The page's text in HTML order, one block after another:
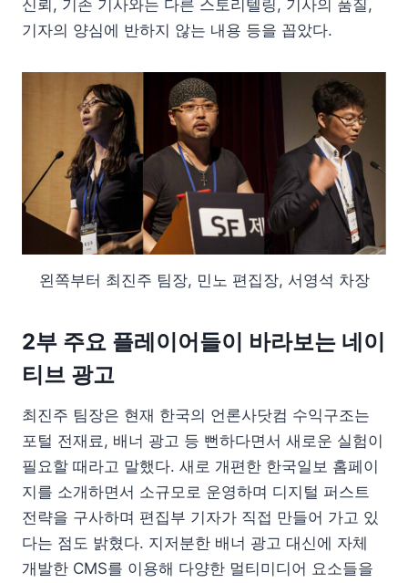
신뢰, 기존 기사와는 다른 스토리텔링, 기사의 품질,
기자의 양심에 반하지 않는 내용 등을 꼽았다.
왼쪽부터 최진주 팀장, 민노 편집장, 서영석 차장
2부 주요 플레이어들이 바라보는 네이
티브 광고
최진주 팀장은 현재 한국의 언론사닷컴 수익구조는
포털 전재료, 배너 광고 등 뻔하다면서 새로운 실험이
필요할 때라고 말했다. 새로 개편한 한국일보 홈페이
지를 소개하면서 소규모로 운영하며 디지털 퍼스트
전략을 구사하며 편집부 기자가 직접 만들어 가고 있
다는 점도 밝혔다. 지저분한 배너 광고 대신에 자체
개발한 CMS를 이용해 다양한 멀티미디어 요소들을